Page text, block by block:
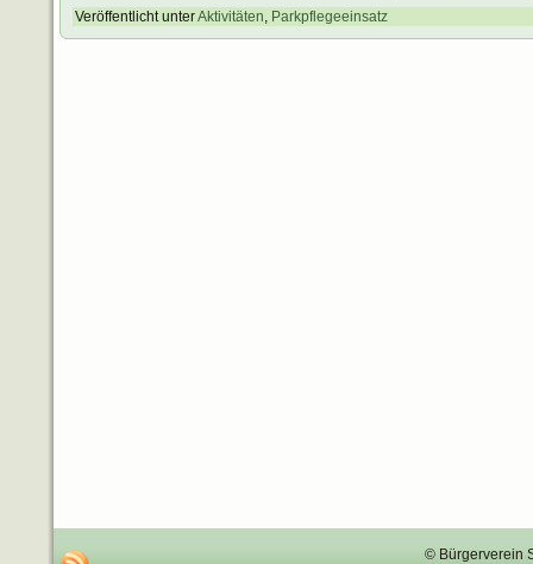
Veröffentlicht unterAktivitäten, Parkpflegeeinsatz
© Bürgerverein